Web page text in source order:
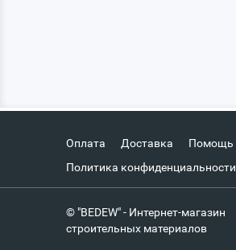
Оплата Доставка Помощь
Политика конфиденциальности
© "BEDEW" - Интернет-магазин
строительных материалов